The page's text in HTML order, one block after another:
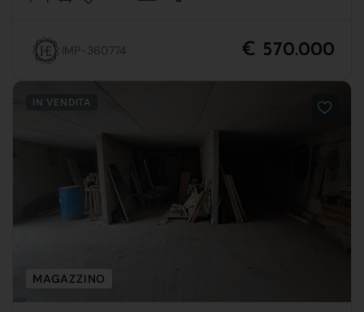
IMP-360774 € 570.000
IN VENDITA
MAGAZZINO